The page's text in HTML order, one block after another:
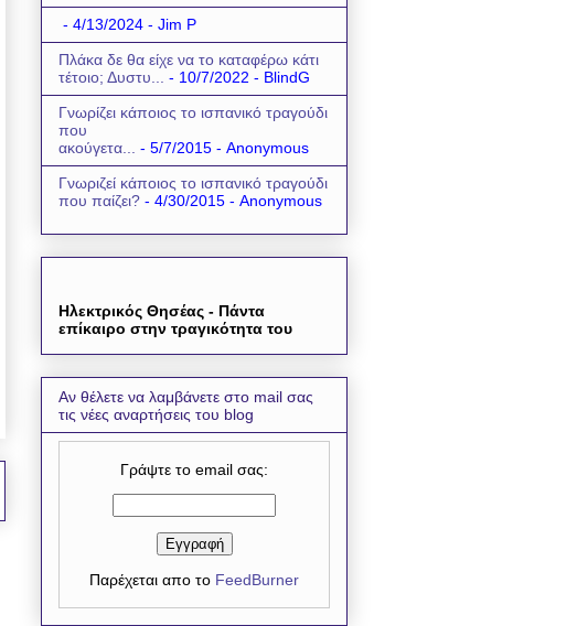
- 4/13/2024 - Jim P
Πλάκα δε θα είχε να το καταφέρω κάτι
τέτοιο; Δυστυ...
- 10/7/2022 - BlindG
Γνωρίζει κάποιος το ισπανικό τραγούδι
που
ακούγετα...
- 5/7/2015 - Anonymous
Γνωριζεί κάποιος το ισπανικό τραγούδι
που παίζει? - 4/30/2015 - Anonymous
Ηλεκτρικός Θησέας - Πάντα
επίκαιρο στην τραγικότητα του
Αν θέλετε να λαμβάνετε στο mail σας
τις νέες αναρτήσεις του blog
Γράψτε το email σας:
Παρέχεται απο το FeedBurner